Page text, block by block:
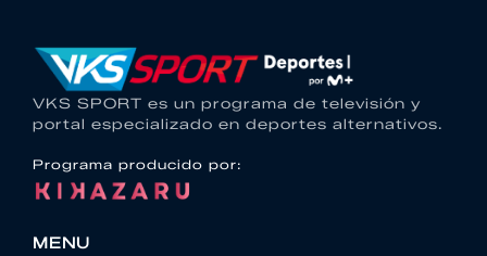
VKS SPORT es un programa de televisión y
portal especializado en deportes alternativos.
Programa producido por:
MENU